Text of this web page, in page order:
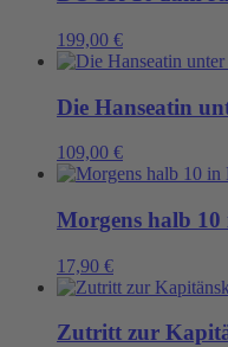
199,00 €
Die Hanseatin
109,00 €
Morgens halb 10
17,90 €
Zutritt zur